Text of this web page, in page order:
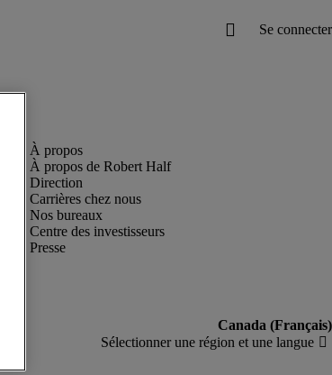
À propos de Robert Half
Direction
Carrières chez nous
Nos bureaux
Centre des investisseurs
Presse